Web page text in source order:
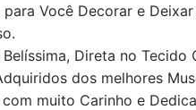
Você Decorar e
Direta no Tecido
dos melhores
muito Carinho e